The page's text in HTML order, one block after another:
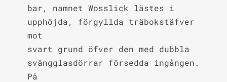
bar, namnet Wosslick lästes i
upphöjda, förgyllda träbokstäfver
mot
svart grund öfver den med dubbla
svängglasdörrar försedda ingången.
På